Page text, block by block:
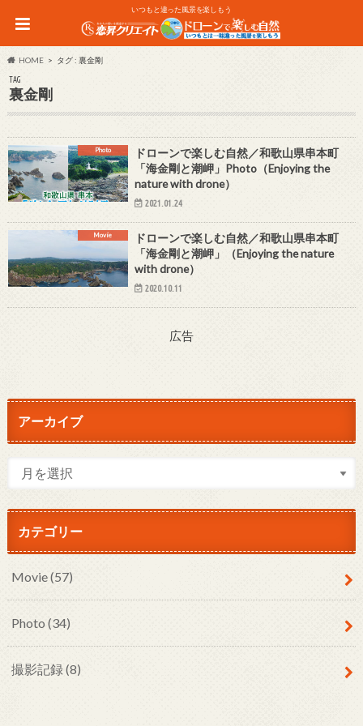
いつもと違った風景を楽しもう
HOME タグ : 裏金剛
TAG
裏金剛
Photo
ドローンで楽しむ自然／和歌山県串本町
「海金剛と潮岬」Photo（Enjoying the
nature with drone）
2021.01.24
Movie
ドローンで楽しむ自然／和歌山県串本町
「海金剛と潮岬」（Enjoying the nature
with drone）
2020.10.11
広告
アーカイブ
カテゴリー
Movie(57)
Photo (34)
撮影記録(8)